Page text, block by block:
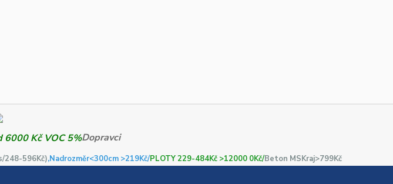
Dopravci
248-596Kč),Nadrozměr<300cm >219Kč/PLOTY 229-484Kč >12000 0Kč/Beton MSKraj>799Kč